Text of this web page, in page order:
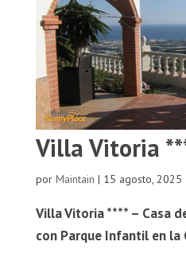
Villa Vitoria
por Maintain | 15 agosto, 2025
Villa Vitoria **** – Casa
con Parque Infantil en la